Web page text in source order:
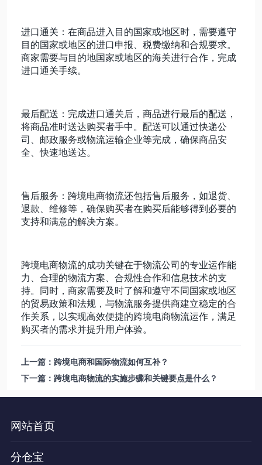
进口通关：在商品进入目的国家或地区时，需要遵守
目的国家或地区的进口申报、税费缴纳和合规要求。
商家需要与目的地国家或地区的海关进行合作，完成
进口通关手续。
最后配送：完成进口通关后，商品进行最后的配送，
将商品准时送达购买者手中。配送可以通过快递公
司、邮政服务或物流运输企业等完成，确保商品安
全、快速地送达。
售后服务：跨境电商物流还包括售后服务，如退货、
退款、维修等，确保购买者在购买后能够得到必要的
支持和满意的解决方案。
跨境电商物流的成功关键在于物流公司的专业运作能
力、合理的物流方案、合规性合作和信息技术的支
持。同时，商家需要及时了解和遵守不同国家或地区
的贸易政策和法规，与物流服务提供商建立稳定的合
作关系，以实现高效便捷的跨境电商物流运作，满足
购买者的需求并提升用户体验。
上一篇：跨境电商和国际物流如何互补？
下一篇：跨境电商物流的实施步骤和关键要点是什么？
网站首页
分仓宝